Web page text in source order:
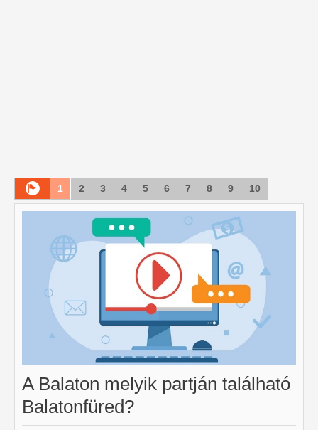
1 2 3 4 5 6 7 8 9 10
A Balaton melyik partján található
Balatonfüred?